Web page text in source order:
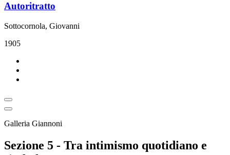
Autoritratto
Sottocornola, Giovanni
1905
Galleria Giannoni
Sezione 5 - Tra intimismo quotidiano e